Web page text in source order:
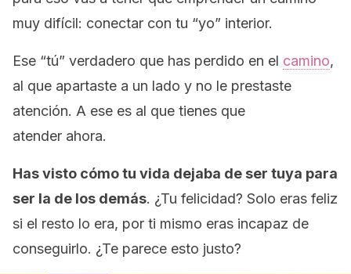
muy difícil: conectar con tu “yo” interior.
Ese “tú” verdadero que has perdido en el camino,
al que apartaste a un lado y no le prestaste
atención. A ese es al que tienes que
atender ahora.
Has visto cómo tu vida dejaba de ser tuya para
ser la de los demás. ¿Tu felicidad? Solo eras feliz
si el resto lo era, por ti mismo eras incapaz de
conseguirlo. ¿Te parece esto justo?